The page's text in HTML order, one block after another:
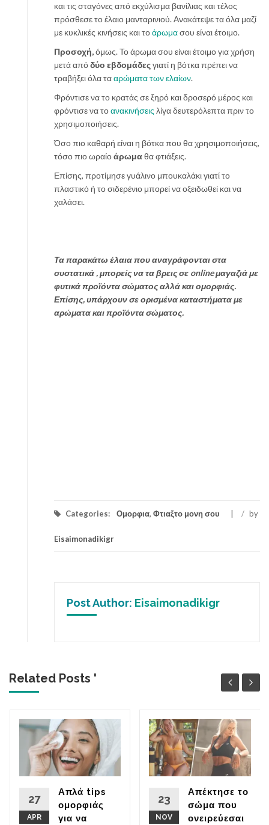
και τις σταγόνες από εκχύλισμα βανίλιας και τέλος
πρόσθεσε το έλαιο μανταρινιού. Ανακάτεψε τα όλα μαζί
με κυκλικές κινήσεις και τοάρωμασου είναι έτοιμο.
Προσοχή,όμως. Το άρωμα σου είναι έτοιμο για χρήση
μετά απόδύο εβδομάδεςγιατί η βότκα πρέπει να
τραβήξει όλα τααρώματα των ελαίων.
Φρόντισε να το κρατάς σε ξηρό και δροσερό μέρος και
φρόντισε να τοανακινήσεις λίγα δευτερόλεπτα πριν το
χρησιμοποιήσεις.
Όσο πιο καθαρή είναι η βότκα που θα χρησιμοποιήσεις,
τόσο πιο ωραίοάρωμαθα φτιάξεις.
Επίσης, προτίμησε γυάλινο μπουκαλάκι γιατί το
πλαστικό ή το σιδερένιο μπορεί να οξειδωθεί και να
χαλάσει.
Τα παρακάτω έλαια που αναγράφονται στα
συστατικά , μπορείς να τα βρεις σε online μαγαζιά με
φυτικά προϊόντα σώματος αλλά και ομορφιάς.
Επίσης, υπάρχουν σε ορισμένα καταστήματα με
αρώματα και προϊόντα σώματος.
Categories: Ομορφια, Φτιαξτο μονη σου / by
Eisaimonadikigr
Post Author: Eisaimonadikigr
Related Posts '
27
APR
Απλά tips
ομορφιάς
για να
23
NOV
Απέκτησε το
σώμα που
ονειρεύεσαι